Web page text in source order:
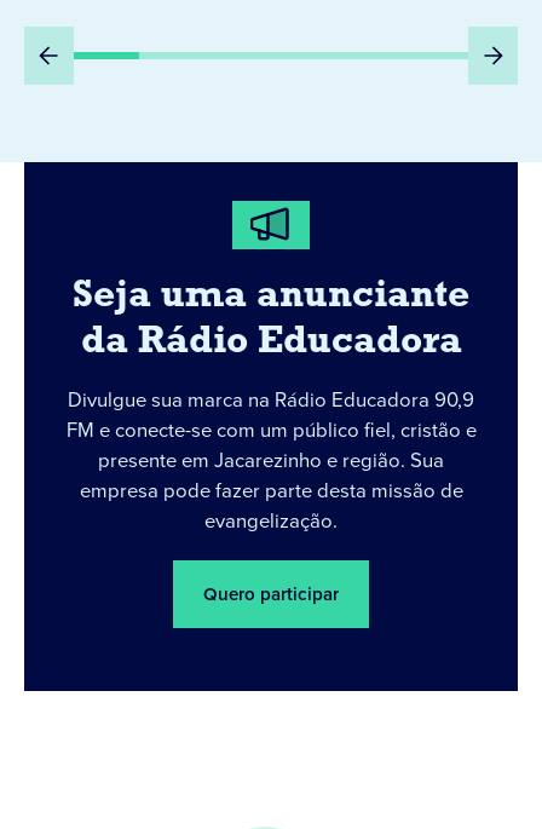
Seja uma anunciante
da Rádio Educadora
Divulgue sua marca na Rádio Educadora 90,9
FM e conecte-se com um público fiel, cristão e
presente em Jacarezinho e região. Sua
empresa pode fazer parte desta missão de
evangelização.
Quero participar